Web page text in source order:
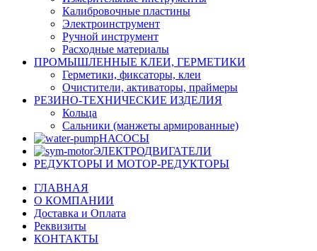
Калибровочные пластины
Электроинструмент
Ручной инструмент
Расходные материалы
ПРОМЫШЛЕННЫЕ КЛЕИ, ГЕРМЕТИКИ
Герметики, фиксаторы, клеи
Очистители, активаторы, праймеры
РЕЗИНО-ТЕХНИЧЕСКИЕ ИЗДЕЛИЯ
Кольца
Сальники (манжеты армированные)
НАСОСЫ
ЭЛЕКТРОДВИГАТЕЛИ
РЕДУКТОРЫ И МОТОР-РЕДУКТОРЫ
ГЛАВНАЯ
О КОМПАНИИ
Доставка и Оплата
Реквизиты
КОНТАКТЫ